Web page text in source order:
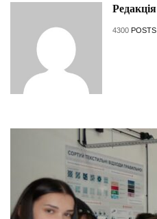
Редакція
4300 POSTS